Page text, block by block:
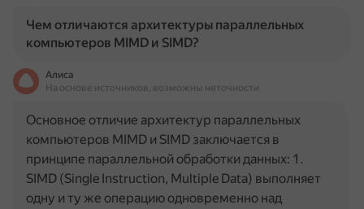
Чем отличаются архитектуры параллельных
компьютеров MIMD и SIMD?
Алиса
На основе источников, возможны неточности
Основное отличие архитектур параллельных
компьютеров MIMD и SIMD заключается в
принципе параллельной обработки данных: 1.
SIMD (Single Instruction, Multiple Data) выполняет
одну и ту же операцию одновременно над